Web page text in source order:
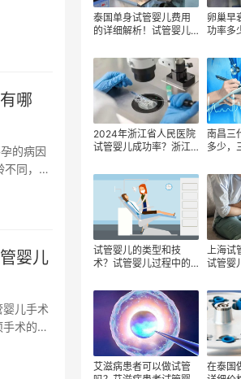
哪
的病因
同，费
婴儿
儿手术
术的时
泰国单身试管婴儿费用
的详细解析！试管婴儿
管婴儿费用的因素？
卵巢早
功率多
2024年浙江省人民医院
试管婴儿成功率？浙江
用？
南昌三
多少，
试管婴儿的类型和技
术？试管婴儿过程中的
自然受孕的比较
上海试
试管婴
管婴儿
艾滋病患者可以做试管
在泰国